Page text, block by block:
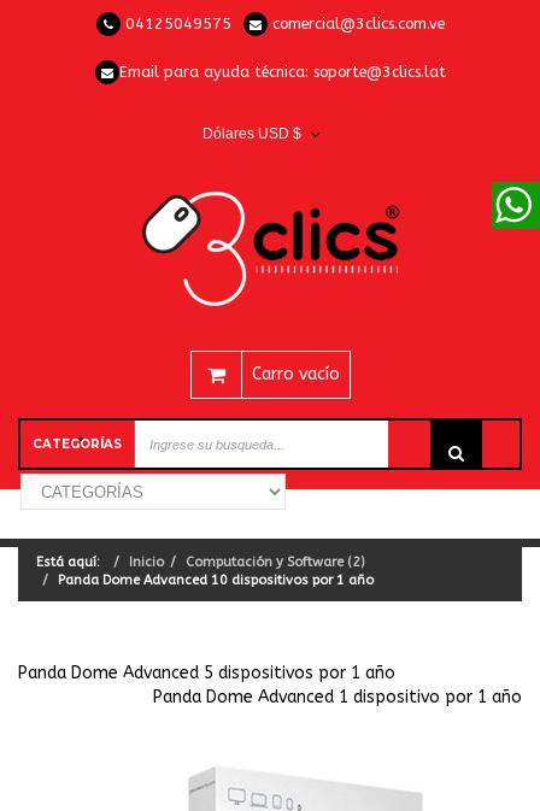
04125049575 comercial@3clics.com.ve
Email para ayuda técnica: soporte@3clics.lat
Dólares USD $
Carro vacío
CATEGORÍAS
Está aquí: Inicio
Computación y Software (2)
Panda Dome Advanced 10 dispositivos por 1 año
Panda Dome Advanced 5 dispositivos por 1 año
Panda Dome Advanced 1 dispositivo por 1 año